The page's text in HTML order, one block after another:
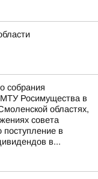
собрания
МТУ Росимущества в
областях,
совета
поступление в
в...